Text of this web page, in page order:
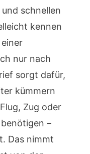
schnellen
kennen
nur nach
sorgt dafür,
kümmern
Zug oder
–
Das nimmt